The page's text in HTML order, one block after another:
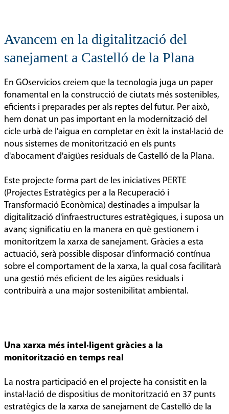
Avancem en la digitalització del
sanejament a Castelló de la Plana
En GOservicios creiem que la tecnologia juga un paper
fonamental en la construcció de ciutats més sostenibles,
eficients i preparades per als reptes del futur. Per això,
hem donat un pas important en la modernització del
cicle urbà de l'aigua en completar en èxit la instal·lació de
nous sistemes de monitorització en els punts
d'abocament d'aigües residuals de Castelló de la Plana.
Este projecte forma part de les iniciatives PERTE
(Projectes Estratègics per a la Recuperació i
Transformació Econòmica) destinades a impulsar la
digitalització d'infraestructures estratègiques, i suposa un
avanç significatiu en la manera en què gestionem i
monitoritzem la xarxa de sanejament. Gràcies a esta
actuació, serà possible disposar d'informació contínua
sobre el comportament de la xarxa, la qual cosa facilitarà
una gestió més eficient de les aigües residuals i
contribuirà a una major sostenibilitat ambiental.
Una xarxa més intel·ligent gràcies a la
monitorització en temps real
La nostra participació en el projecte ha consistit en la
instal·lació de dispositius de monitorització en 37 punts
estratègics de la xarxa de sanejament de Castelló de la